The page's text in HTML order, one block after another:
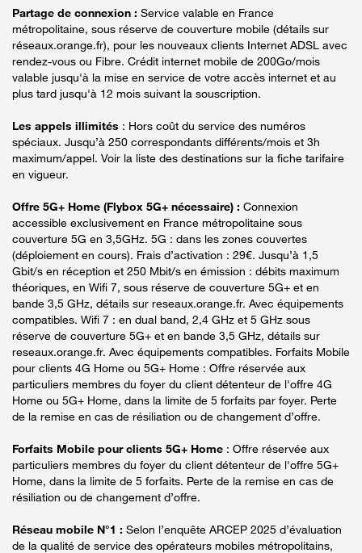
Partage de connexion : Service valable en France
métropolitaine, sous réserve de couverture mobile (détails sur
réseaux.orange.fr), pour les nouveaux clients Internet ADSL avec
rendez-vous ou Fibre. Crédit internet mobile de 200Go/mois
valable jusqu'à la mise en service de votre accès internet et au
plus tard jusqu'à 12 mois suivant la souscription.
Les appels illimités : Hors coût du service des numéros
spéciaux. Jusqu’à 250 correspondants différents/mois et 3h
maximum/appel. Voir la liste des destinations sur la fiche tarifaire
en vigueur.
Offre 5G+ Home (Flybox 5G+ nécessaire) : Connexion
accessible exclusivement en France métropolitaine sous
couverture 5G en 3,5GHz. 5G : dans les zones couvertes
(déploiement en cours). Frais d’activation : 29€. Jusqu’à 1,5
Gbit/s en réception et 250 Mbit/s en émission : débits maximum
théoriques, en Wifi 7, sous réserve de couverture 5G+ et en
bande 3,5 GHz, détails sur reseaux.orange.fr. Avec équipements
compatibles. Wifi 7 : en dual band, 2,4 GHz et 5 GHz sous
réserve de couverture 5G+ et en bande 3,5 GHz, détails sur
reseaux.orange.fr. Avec équipements compatibles. Forfaits Mobile
pour clients 4G Home ou 5G+ Home : Offre réservée aux
particuliers membres du foyer du client détenteur de l'offre 4G
Home ou 5G+ Home, dans la limite de 5 forfaits par foyer. Perte
de la remise en cas de résiliation ou de changement d’offre.
Forfaits Mobile pour clients 5G+ Home : Offre réservée aux
particuliers membres du foyer du client détenteur de l'offre 5G+
Home, dans la limite de 5 forfaits. Perte de la remise en cas de
résiliation ou de changement d’offre.
Réseau mobile N°1 : Selon l’enquête ARCEP 2025 d’évaluation
de la qualité de service des opérateurs mobiles métropolitains,